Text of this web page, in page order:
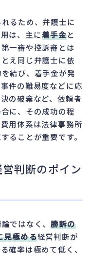
るため、弁護士に
は、主に着手金と
一審や控訴審とは
え同じ弁護士に依
結び、着手金が発
件の難易度などに応
の破棄など、依頼者
に、その成功の程
用体系は法律事務所
ることが重要です。
判断のポイン
ではなく、勝訴の
見極める経営判断が
確率は極めて低く、